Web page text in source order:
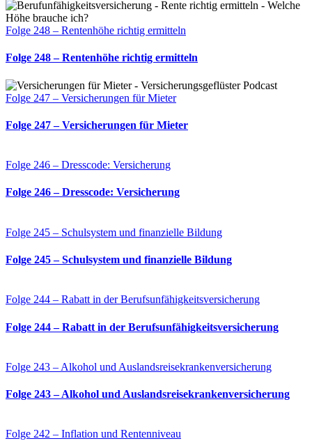
Folge 248 – Rentenhöhe richtig ermitteln
Folge 248 – Rentenhöhe richtig ermitteln
Folge 247 – Versicherungen für Mieter
Folge 247 – Versicherungen für Mieter
Folge 246 – Dresscode: Versicherung
Folge 246 – Dresscode: Versicherung
Folge 245 – Schulsystem und finanzielle Bildung
Folge 245 – Schulsystem und finanzielle Bildung
Folge 244 – Rabatt in der Berufsunfähigkeitsversicherung
Folge 244 – Rabatt in der Berufsunfähigkeitsversicherung
Folge 243 – Alkohol und Auslandsreisekrankenversicherung
Folge 243 – Alkohol und Auslandsreisekrankenversicherung
Folge 242 – Inflation und Rentenniveau